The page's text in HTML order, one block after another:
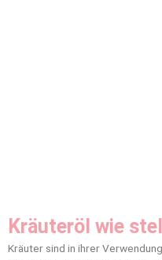
Kräuteröl wie
Kräuter sind in ihrer